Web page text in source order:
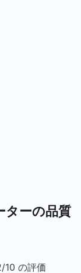
ターの品質
10 の評価